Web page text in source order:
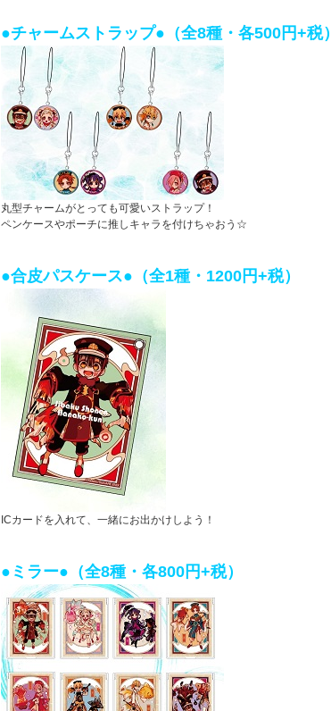
●チャームストラップ●（全8種・各500円+税）
丸型チャームがとっても可愛いストラップ！
ペンケースやポーチに推しキャラを付けちゃおう☆
●合皮パスケース●（全1種・1200円+税）
ICカードを入れて、一緒にお出かけしよう！
●ミラー●（全8種・各800円+税）